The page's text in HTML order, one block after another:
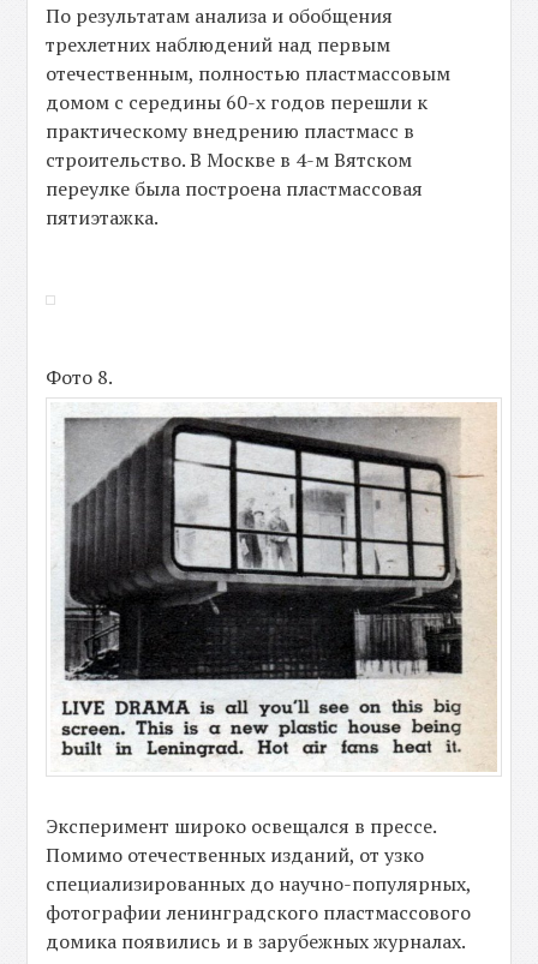
По результатам анализа и обобщения
трехлетних наблюдений над первым
отечественным, полностью пластмассовым
домом с середины 60-х годов перешли к
практическому внедрению пластмасс в
строительство. В Москве в 4-м Вятском
переулке была построена пластмассовая
пятиэтажка.
Фото 8.
Эксперимент широко освещался в прессе.
Помимо отечественных изданий, от узко
специализированных до научно-популярных,
фотографии ленинградского пластмассового
домика появились и в зарубежных журналах.